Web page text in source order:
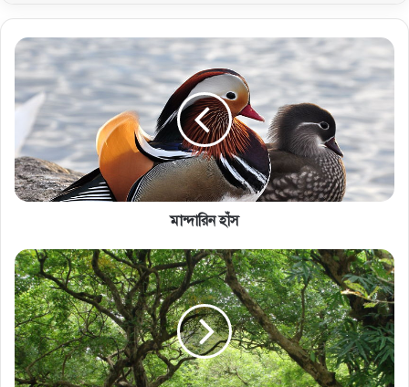
মান্দারিন হাঁস